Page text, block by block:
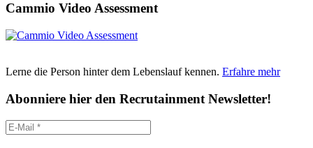
Cammio Video Assessment
Lerne die Person hinter dem Lebenslauf kennen. Erfahre mehr
Abonniere hier den Recrutainment Newsletter!